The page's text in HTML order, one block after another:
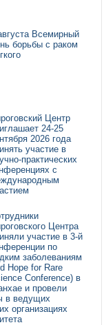
Всемирный
борьбы с раком
Центр
24-25
2026 года
участие в
практических
с
Центра
участие в 3-й
по
заболеваниям
Hope for Rare
Conference) в
и провели
в ведущих
организациях